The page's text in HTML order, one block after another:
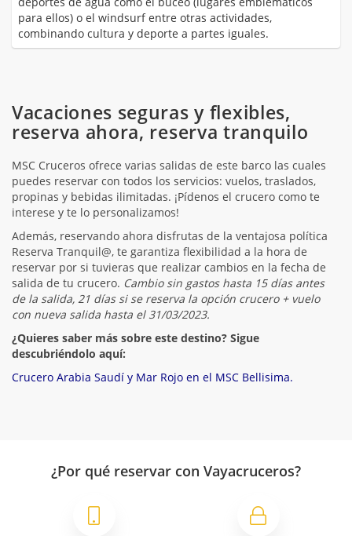
para ellos) o el windsurf entre otras actividades,
combinando cultura y deporte a partes iguales.
Vacaciones seguras y flexibles,
reserva ahora, reserva tranquilo
MSC Cruceros ofrece varias salidas de este barco las cuales
puedes reservar con todos los servicios: vuelos, traslados,
propinas y bebidas ilimitadas. ¡Pídenos el crucero como te
interese y te lo personalizamos!
Además, reservando ahora disfrutas de la ventajosa política
Reserva Tranquil@, te garantiza flexibilidad a la hora de
reservar por si tuvieras que realizar cambios en la fecha de
salida de tu crucero. Cambio sin gastos hasta 15 días antes
de la salida, 21 días si se reserva la opción crucero + vuelo
con nueva salida hasta el 31/03/2023.
¿Quieres saber más sobre este destino? Sigue
descubriéndolo aquí:
Crucero Arabia Saudí y Mar Rojo en el MSC Bellisima.
¿Por qué reservar con Vayacruceros?